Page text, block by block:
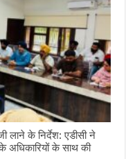
लाने के निर्देश: एडीसी ने
अधिकारियों के साथ की